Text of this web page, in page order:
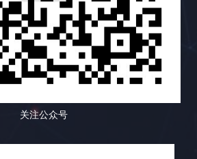
七、 总结：数据驱动，持续优
一蹴而就的项目，而是一个长期而
不断地学习、实践和优化。 数据驱
的关键。 通过追踪和分析数据，你
有效，哪些策略无效，并不断调整
站流量的持续增长，并最终实现你
，链接建设是一个马拉松，而不是
懈的努力和持续的优化。 只有不断
你在搜索引擎优化的道路上少走弯
排名。它可以帮助你识别你的网站
供解决方案，让你可以更好地优化
更好的搜索引擎排名和更多的流
析：洞察竞争对手，发现链接机会
接分析功能可以帮助你分析竞争对
，包括链接数量、链接质量、链接
析竞争对手的链接策略，你可以找
得领先地位，那将带来多么巨大的
接触到更广泛的用户群体，并获得
二、小语种搜索引擎优化工具箱：
服全球 想要在小语种搜索引擎优化
，你需要一套强大的工具来武装你
些经过实战检验的利器，它们涵盖
站分析、竞争对手分析、翻译和内
。它们能够帮助你提升网站排名，
，从而提升用户粘性，将偶然的访
丝，最终实现网站流量的持续增
提升以及商业目标的全面达成。
略的武器库：如何让你的网站“百花
化策略的核心在于，根据目标用户
的整体战略定位，选择最合适的内
不同的内容形式有机地结合在一
、和谐、充满活力的内容生态系
关注公众号